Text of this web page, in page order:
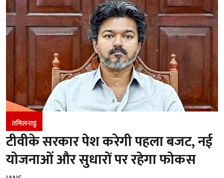
तमिलनाडु
टीवीके सरकार पेश करेगी पहला बजट, नई
योजनाओं और सुधारों पर रहेगा फोकस